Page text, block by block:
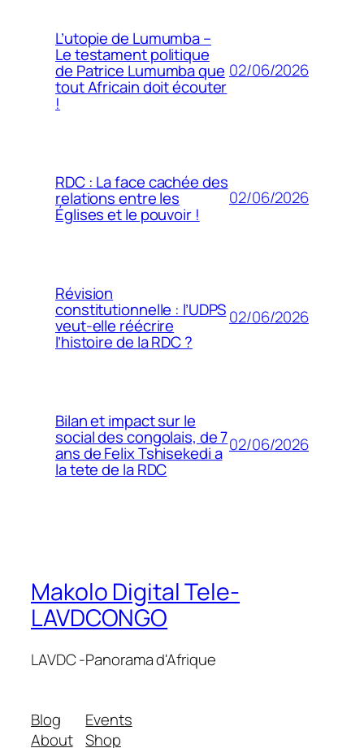
L’utopie de Lumumba –
Le testament politique
de Patrice Lumumba que
tout Africain doit écouter
!
02/06/2026
RDC : La face cachée des
relations entre les
Églises et le pouvoir !
02/06/2026
Révision
constitutionnelle : l’UDPS
veut-elle réécrire
l’histoire de la RDC ?
02/06/2026
Bilan et impact sur le
social des congolais, de 7
ans de Felix Tshisekedi a
la tete de la RDC
02/06/2026
Makolo Digital Tele-
LAVDCONGO
LAVDC -Panorama d'Afrique
Blog
About
Events
Shop